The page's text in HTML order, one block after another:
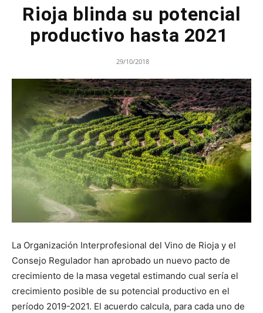
Rioja blinda su potencial
productivo hasta 2021
29/10/2018
La Organización Interprofesional del Vino de Rioja y el
Consejo Regulador han aprobado un nuevo pacto de
crecimiento de la masa vegetal estimando cual sería el
crecimiento posible de su potencial productivo en el
período 2019-2021. El acuerdo calcula, para cada uno de